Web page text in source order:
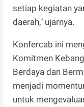
setiap kegiatan
daerah," ujarnya.
Konfercab ini
Komitmen
Berdaya dan
menjadi
untuk